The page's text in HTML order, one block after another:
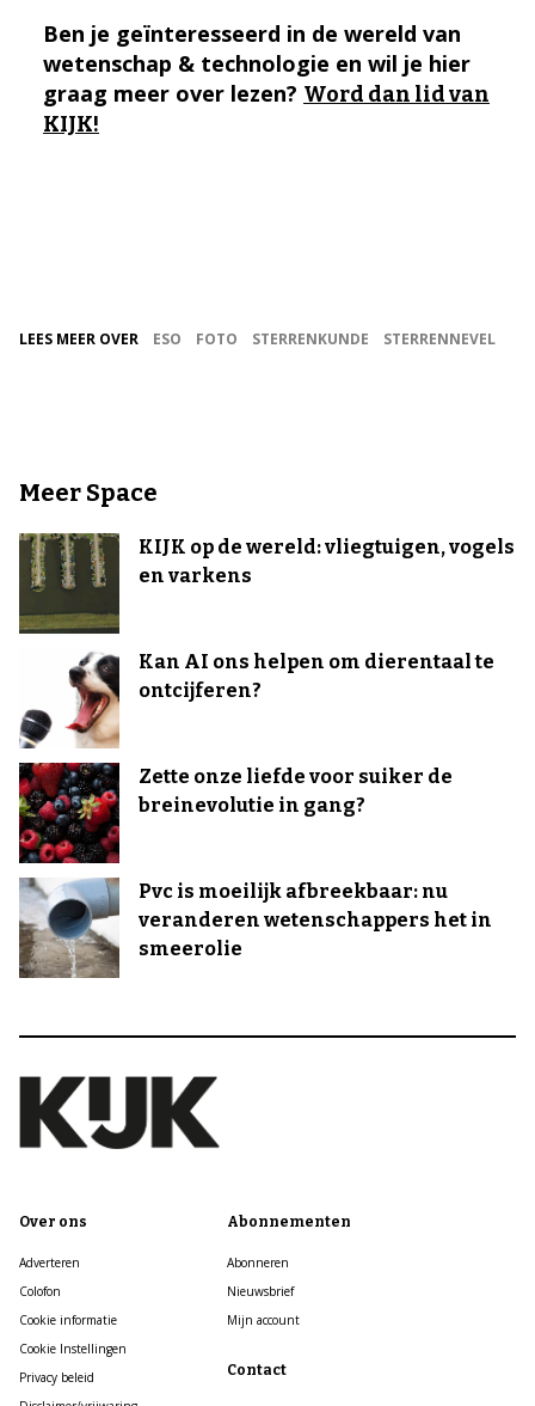
Ben je geïnteresseerd in de wereld van
wetenschap & technologie en wil je hier
graag meer over lezen? Word dan lid van
KIJK!
LEES MEER OVER ESO FOTO STERRENKUNDE STERRENNEVEL
Meer Space
KIJK op de wereld: vliegtuigen, vogels
en varkens
Kan AI ons helpen om dierentaal te
ontcijferen?
Zette onze liefde voor suiker de
breinevolutie in gang?
Pvc is moeilijk afbreekbaar: nu
veranderen wetenschappers het in
smeerolie
Over ons
Adverteren
Colofon
Cookie informatie
Cookie Instellingen
Privacy beleid
Abonnementen
Abonneren
Nieuwsbrief
Mijn account
Contact